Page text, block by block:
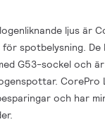
ljus är
spotbelysning. De
G53-sockel och
CorePro
och har